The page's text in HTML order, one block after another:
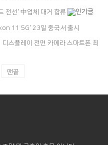
전선' 中업체 대거 합류
11 5G' 23일 중국서 출시
스플레이 전면 카메라 스마트폰 최
맨끝